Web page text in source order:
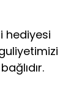
hediyesi